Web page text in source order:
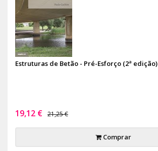
Estruturas de Betão - Pré-Esforço (2ª edição)
19,12 € 21,25 €
Comprar